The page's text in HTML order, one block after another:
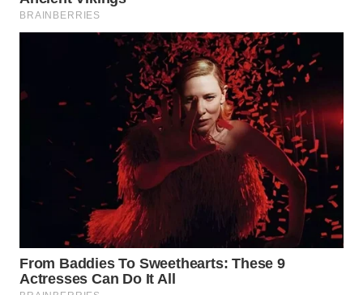
SEMARANG
MADURA
SURABAYA